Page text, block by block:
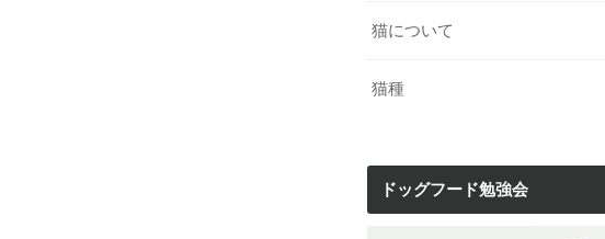
猫について
猫種
ドッグフード勉強会